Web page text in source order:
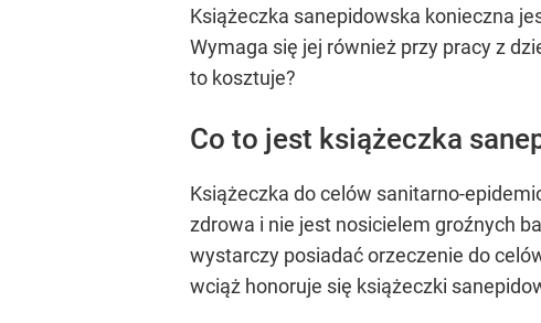
Książeczka sanepidowska konieczna
Wymaga się jej również przy pracy z
to kosztuje?
Co to jest książeczka
Książeczka do celów sanitarno-
zdrowa i nie jest nosicielem groźnych
wystarczy posiadać orzeczenie do
wciąż honoruje się książeczki